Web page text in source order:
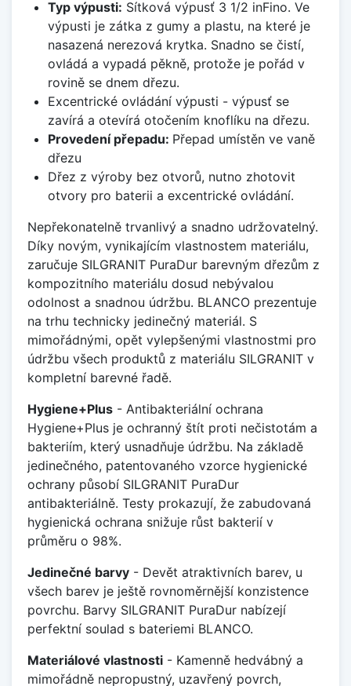
Typ výpusti: Sítková výpusť 3 1/2 inFino. Ve
výpusti je zátka z gumy a plastu, na které je
nasazená nerezová krytka. Snadno se čistí,
ovládá a vypadá pěkně, protože je pořád v
rovině se dnem dřezu.
Excentrické ovládání výpusti - výpusť se
zavírá a otevírá otočením knoflíku na dřezu.
Provedení přepadu: Přepad umístěn ve vaně
dřezu
Dřez z výroby bez otvorů, nutno zhotovit
otvory pro baterii a excentrické ovládání.
Nepřekonatelně trvanlivý a snadno udržovatelný.
Díky novým, vynikajícím vlastnostem materiálu,
zaručuje SILGRANIT PuraDur barevným dřezům z
kompozitního materiálu dosud nebývalou
odolnost a snadnou údržbu. BLANCO prezentuje
na trhu technicky jedinečný materiál. S
mimořádnými, opět vylepšenými vlastnostmi pro
údržbu všech produktů z materiálu SILGRANIT v
kompletní barevné řadě.
Hygiene+Plus - Antibakteriální ochrana
Hygiene+Plus je ochranný štít proti nečistotám a
bakteriím, který usnadňuje údržbu. Na základě
jedinečného, patentovaného vzorce hygienické
ochrany působí SILGRANIT PuraDur
antibakteriálně. Testy prokazují, že zabudovaná
hygienická ochrana snižuje růst bakterií v
průměru o 98%.
Jedinečné barvy - Devět atraktivních barev, u
všech barev je ještě rovnoměrnější konzistence
povrchu. Barvy SILGRANIT PuraDur nabízejí
perfektní soulad s bateriemi BLANCO.
Materiálové vlastnosti - Kamenně hedvábný a
mimořádně nepropustný, uzavřený povrch,